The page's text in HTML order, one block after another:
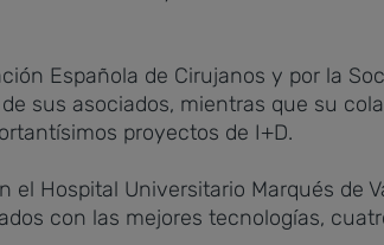
Española de Cirujanos y por la
sus asociados, mientras que su
proyectos de I+D.
Hospital Universitario Marqués de
con las mejores tecnologías,